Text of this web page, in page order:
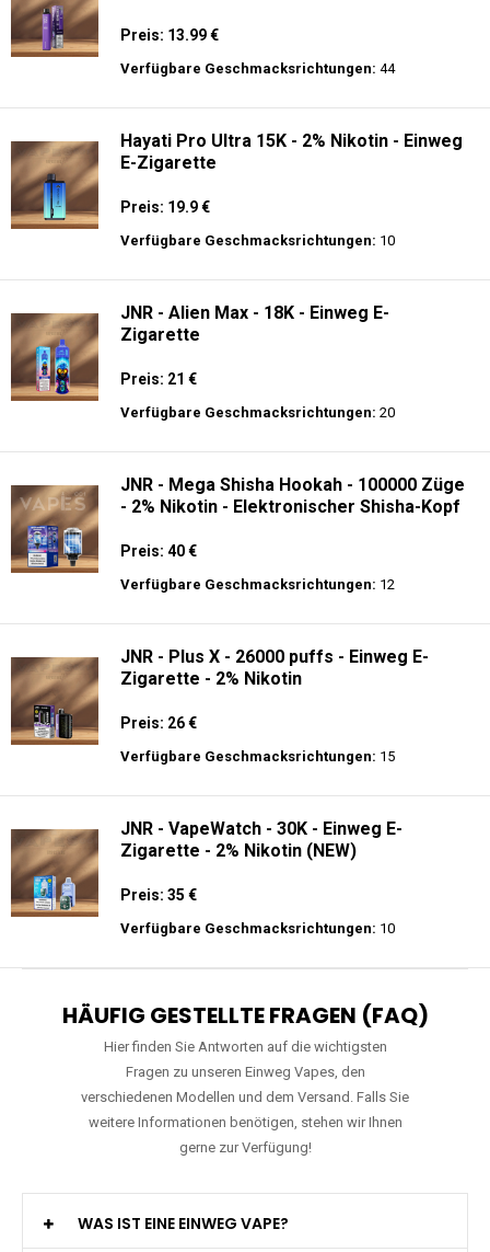
Preis: 13.99 €
Verfügbare Geschmacksrichtungen: 44
Hayati Pro Ultra 15K - 2% Nikotin - Einweg
E-Zigarette
Preis: 19.9 €
Verfügbare Geschmacksrichtungen: 10
JNR - Alien Max - 18K - Einweg E-
Zigarette
Preis: 21 €
Verfügbare Geschmacksrichtungen: 20
JNR - Mega Shisha Hookah - 100000 Züge
- 2% Nikotin - Elektronischer Shisha-Kopf
Preis: 40 €
Verfügbare Geschmacksrichtungen: 12
JNR - Plus X - 26000 puffs - Einweg E-
Zigarette - 2% Nikotin
Preis: 26 €
Verfügbare Geschmacksrichtungen: 15
JNR - VapeWatch - 30K - Einweg E-
Zigarette - 2% Nikotin (NEW)
Preis: 35 €
Verfügbare Geschmacksrichtungen: 10
HÄUFIG GESTELLTE FRAGEN (FAQ)
Hier finden Sie Antworten auf die wichtigsten
Fragen zu unseren Einweg Vapes, den
verschiedenen Modellen und dem Versand. Falls Sie
weitere Informationen benötigen, stehen wir Ihnen
gerne zur Verfügung!
WAS IST EINE EINWEG VAPE?